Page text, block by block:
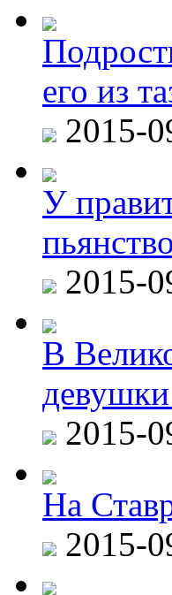
его из
2015-
У
2015-
В
2015-
На
2015-